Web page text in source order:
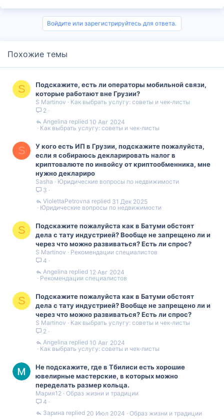
Войдите или зарегистрируйтесь для ответа.
Похожие темы
S
Подскажите, есть ли операторы мобильной связи,
которые работают вне Грузии?
S Martinov
Как выбрать услугу: советы и чек‑листы
2
Как выбрать услугу: советы и чек‑листы
10 Авг 2024
Angelina
S
У кого есть ИП в Грузии, подскажите пожалуйста,
если я собираюсь декларировать налог в
криптовалюте по инвойсу от криптообменника, мне
нужно деклариро
Sasha
Юридические вопросы по недвижимости
3
Юридические вопросы по недвижимости
31 Дек 2025
ViolettaPetrovna
S
Подскажите пожалуйста как в Батуми обстоят
дела с тату индустрией? Вообще не запрещено ли и
через что можно развиваться? Есть ли спрос?
S Martinov
Рекомендации специалистов
4
Рекомендации специалистов
12 Авг 2024
Angelina
S
Подскажите пожалуйста как в Батуми обстоят
дела с тату индустрией? Вообще не запрещено ли и
через что можно развиваться? Есть ли спрос?
S Martinov
Как выбрать услугу: советы и чек‑листы
2
Как выбрать услугу: советы и чек‑листы
10 Авг 2024
Angelina
Не подскажите, где в Тбилиси есть хорошие
ювелирные мастерские, в которых можно
переделать размер кольца.
Мария12
Образ жизни и традиции
4
Образ жизни и традиции
20 Июл 2024
Зарина